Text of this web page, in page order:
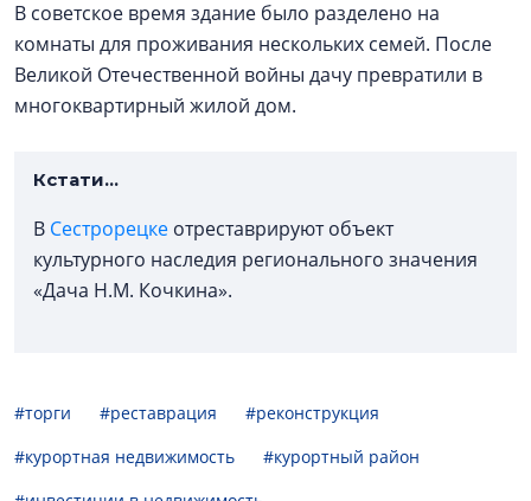
В советское время здание было разделено на
комнаты для проживания нескольких семей. После
Великой Отечественной войны дачу превратили в
многоквартирный жилой дом.
Кстати...
В Сестрорецке отреставрируют объект
культурного наследия регионального значения
«Дача Н.М. Кочкина».
#торги #реставрация
#реконструкция
#курортная недвижимость
#курортный район